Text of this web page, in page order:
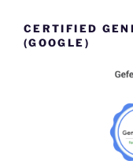
CERTIFIED
(GOOGLE)